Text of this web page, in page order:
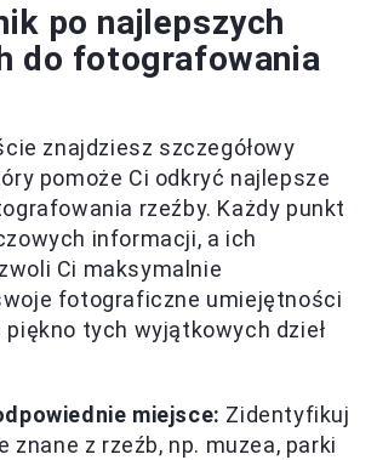
po najlepszych
do fotografowania
znajdziesz szczegółowy
pomoże Ci odkryć najlepsze
rzeźby. Każdy punkt
informacji, a ich
Ci maksymalnie
fotograficzne umiejętności
tych wyjątkowych dzieł
miejsce: Zidentyfikuj
znane z rzeźb, np. muzea, parki